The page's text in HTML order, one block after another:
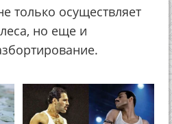
только осуществляет
но еще и